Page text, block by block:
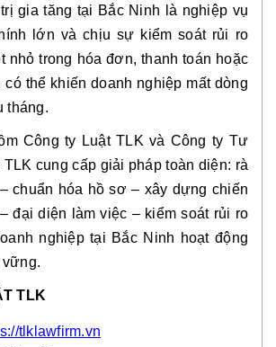
gia tăng tại Bắc Ninh là nghiệp vụ
lớn và chịu sự kiểm soát rủi ro
nhỏ trong hóa đơn, thanh toán hoặc
thể khiến doanh nghiệp mất dòng
tháng.
Công ty Luật TLK và Công ty Tư
cung cấp giải pháp toàn diện: rà
chuẩn hóa hồ sơ – xây dựng chiến
đại diện làm việc – kiểm soát rủi ro
nghiệp tại Bắc Ninh hoạt động
vững.
TLK
tlklawfirm.vn